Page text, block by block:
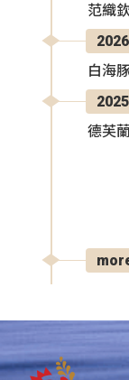
范織
2026
白海
2025
德芙